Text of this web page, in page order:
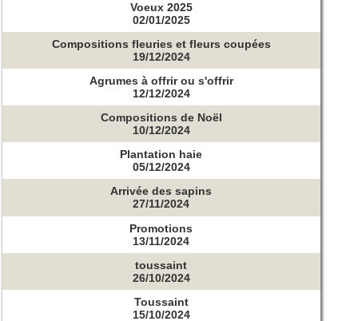
Voeux 2025
02/01/2025
Compositions fleuries et fleurs coupées
19/12/2024
Agrumes à offrir ou s'offrir
12/12/2024
Compositions de Noël
10/12/2024
Plantation haie
05/12/2024
Arrivée des sapins
27/11/2024
Promotions
13/11/2024
toussaint
26/10/2024
Toussaint
15/10/2024